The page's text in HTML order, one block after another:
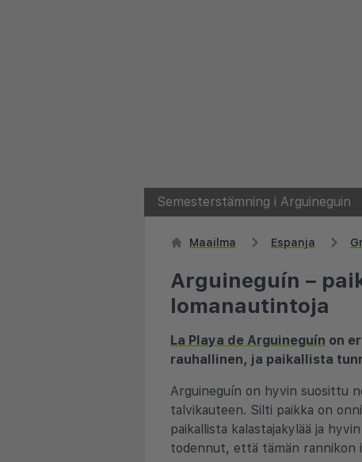
Semesterstämning i Arguineguin
Maailma Espanja
Arguineguín –
lomanautintoja
La Playa de Arguineguín on
rauhallinen, ja paikallista
Arguineguín on hyvin suosittu
talvikauteen. Silti paikka on
paikallista kalastajakylää ja
todennut, että tämän rannikon